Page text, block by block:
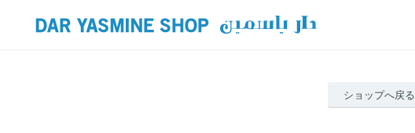
ショップへ戻る